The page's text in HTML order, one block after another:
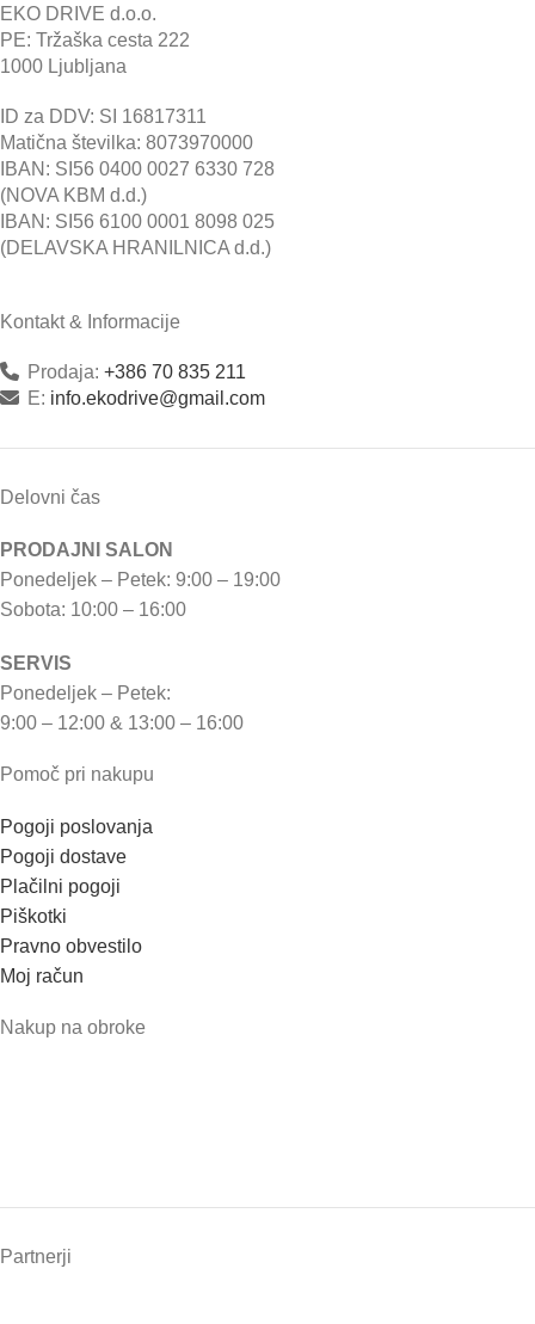
EKO DRIVE d.o.o.
PE: Tržaška cesta 222
1000 Ljubljana
ID za DDV: SI 16817311
Matična številka: 8073970000
IBAN: SI56 0400 0027 6330 728
(NOVA KBM d.d.)
IBAN: SI56 6100 0001 8098 025
(DELAVSKA HRANILNICA d.d.)
Kontakt & Informacije
Prodaja: +386 70 835 211
E: info.ekodrive@gmail.com
Delovni čas
PRODAJNI SALON
Ponedeljek – Petek: 9:00 – 19:00
Sobota: 10:00 – 16:00
SERVIS
Ponedeljek – Petek:
9:00 – 12:00 & 13:00 – 16:00
Pomoč pri nakupu
Pogoji poslovanja
Pogoji dostave
Plačilni pogoji
Piškotki
Pravno obvestilo
Moj račun
Nakup na obroke
Partnerji